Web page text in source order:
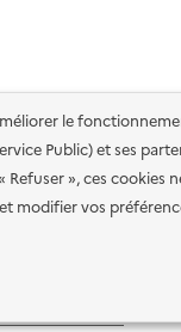
le
Public) et ses
», ces cookies
modifier vos